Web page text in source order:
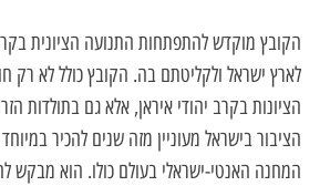
הקובץ מוקדש להתפתחות התנועה הציונית
לארץ ישראל ולקליטתם בה. הקובץ כולל לא רק
הציונות בקרב יהודי איראן, אלא גם בתולדות
הציבור בישראל מעוניין מזה שנים להכיר
המחנה האנטי-ישראלי בעולם כולו. הוא מבקש